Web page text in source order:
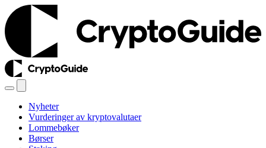
Nyheter
Vurderinger av kryptovalutaer
Lommebøker
Børser